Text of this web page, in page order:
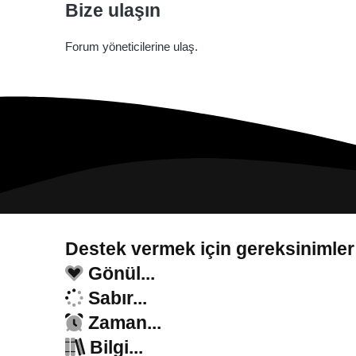
Bize ulaşın
Forum yöneticilerine ulaş.
Destek vermek için
Gönül...
Sabır...
Zaman...
Bilgi...